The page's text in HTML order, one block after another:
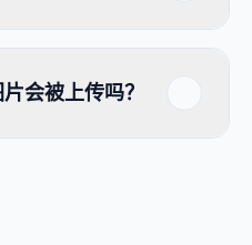
会被上传吗？